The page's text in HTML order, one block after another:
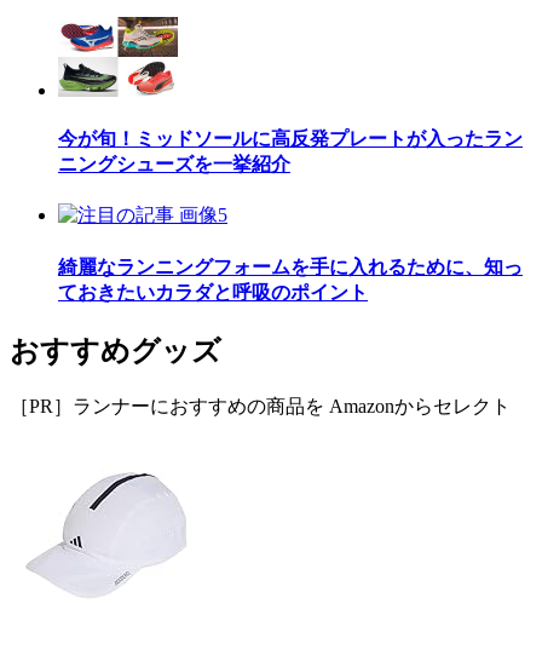
今が旬！ミッドソールに高反発プレートが入ったラン
ニングシューズを一挙紹介
綺麗なランニングフォームを手に入れるために、知っ
ておきたいカラダと呼吸のポイント
おすすめグッズ
［PR］ランナーにおすすめの商品を Amazonからセレクト